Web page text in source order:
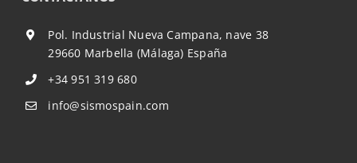
Pol. Industrial Nueva Campana, nave 38
29660 Marbella (Málaga) España
+34 951 319 680
info@sismospain.com